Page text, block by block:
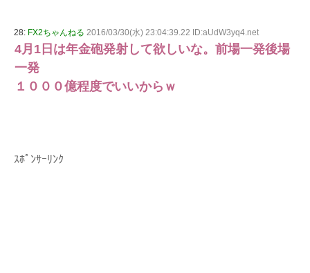
28: FX2ちゃんねる 2016/03/30(水) 23:04:39.22 ID:aUdW3yq4.net
4月1日は年金砲発射して欲しいな。前場一発後場
一発
１０００億程度でいいからｗ
ｽﾎﾟﾝｻｰﾘﾝｸ